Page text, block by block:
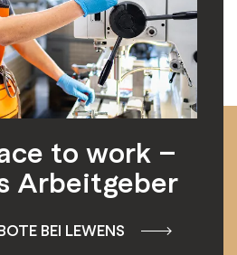
to work –
Arbeitgeber
BEI LEWENS